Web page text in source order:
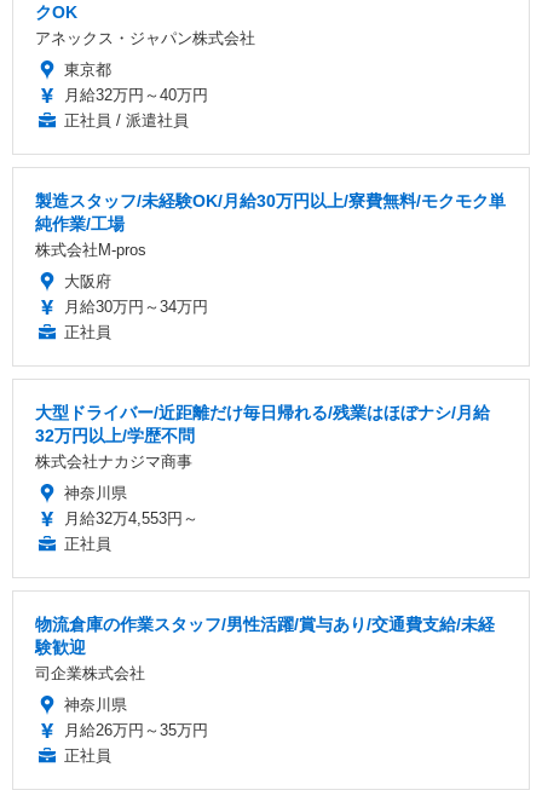
クOK
アネックス・ジャパン株式会社
東京都
月給32万円～40万円
正社員 / 派遣社員
製造スタッフ/未経験OK/月給30万円以上/寮費無料/モクモク単
純作業/工場
株式会社M-pros
大阪府
月給30万円～34万円
正社員
大型ドライバー/近距離だけ毎日帰れる/残業はほぼナシ/月給
32万円以上/学歴不問
株式会社ナカジマ商事
神奈川県
月給32万4,553円～
正社員
物流倉庫の作業スタッフ/男性活躍/賞与あり/交通費支給/未経
験歓迎
司企業株式会社
神奈川県
月給26万円～35万円
正社員